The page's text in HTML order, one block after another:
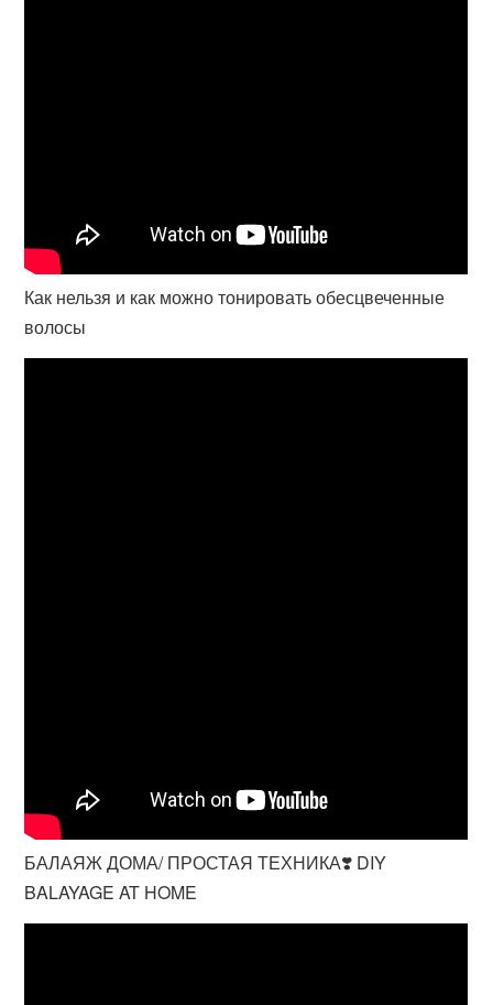
Как нельзя и как можно тонировать обесцвеченные
волосы
БАЛАЯЖ ДОМА/ ПРОСТАЯ ТЕХНИКА❣️ DIY
BALAYAGE AT HOME